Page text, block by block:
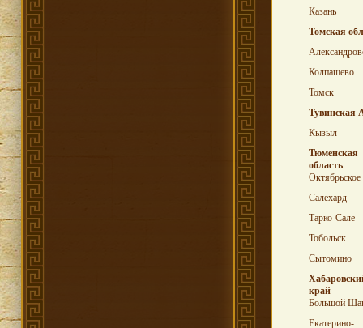
Казань
Томская
Колпашево
Томск
Тувинская
Кызыл
Тюменская
область
Октябрьское
Салехард
Тарко-Сале
Тобольск
Сытомино
край
Большой
Екатерино-